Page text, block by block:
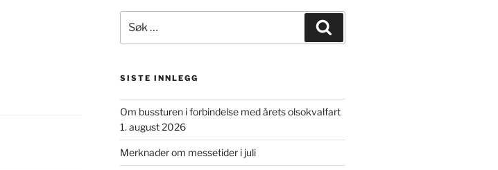
etter:
SISTE INNLEGG
Om bussturen i forbindelse med årets olsokvalfart
1. august 2026
Merknader om messetider i juli